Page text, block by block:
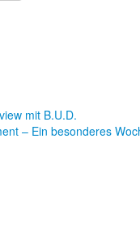
mit B.U.D.
– Ein besonderes